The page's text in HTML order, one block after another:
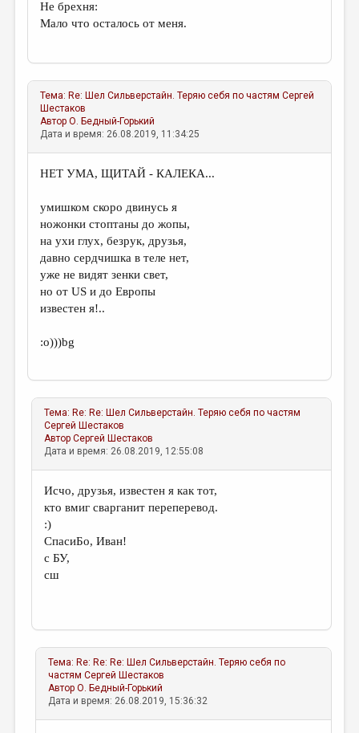
Не брехня:
Мало что осталось от меня.
Тема: Re: Шел Сильверстайн. Теряю себя по частям Сергей
Шестаков
АвторО. Бедный-Горький
Дата и время: 26.08.2019, 11:34:25
НЕТ УМА, ЩИТАЙ - КАЛЕКА...
умишком скоро двинусь я
ножонки стоптаны до жопы,
на ухи глух, безрук, друзья,
давно сердчишка в теле нет,
уже не видят зенки свет,
но от US и до Европы
известен я!..
:о)))bg
Тема: Re: Re: Шел Сильверстайн. Теряю себя по частям
Сергей Шестаков
АвторСергей Шестаков
Дата и время: 26.08.2019, 12:55:08
Исчо, друзья, известен я как тот,
кто вмиг сварганит переперевод.
:)
СпасиБо, Иван!
с БУ,
сш
Тема: Re: Re: Re: Шел Сильверстайн. Теряю себя по
частям Сергей Шестаков
АвторО. Бедный-Горький
Дата и время: 26.08.2019, 15:36:32